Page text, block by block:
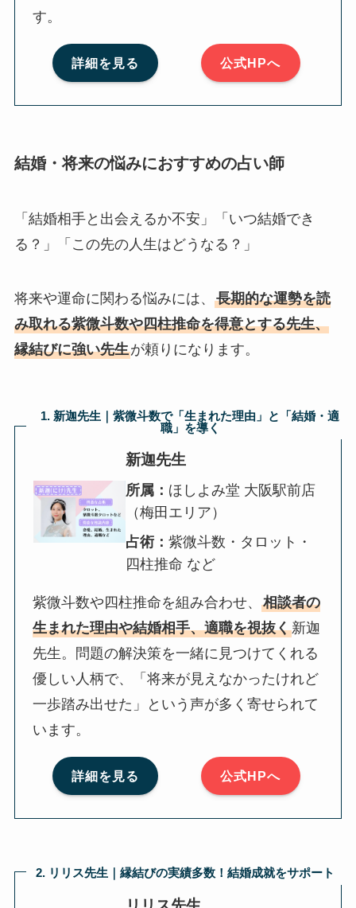
す。
詳細を見る 公式HPへ
結婚・将来の悩みにおすすめの占い師
「結婚相手と出会えるか不安」「いつ結婚でき
る？」「この先の人生はどうなる？」
将来や運命に関わる悩みには、 長期的な運勢を読
み取れる紫微斗数や四柱推命を得意とする先生、
縁結びに強い先生が頼りになります。
1. 新迦先生｜紫微斗数で「生まれた理由」と「結婚・適
職」を導く
新迦先生
所属： ほしよみ堂 大阪駅前店
（梅田エリア）
占術：紫微斗数・タロット・
四柱推命 など
紫微斗数や四柱推命を組み合わせ、相談者の
生まれた理由や結婚相手、適職を視抜く新迦
先生。問題の解決策を一緒に見つけてくれる
優しい人柄で、「将来が見えなかったけれど
一歩踏み出せた」という声が多く寄せられて
います。
詳細を見る 公式HPへ
2. リリス先生｜縁結びの実績多数！結婚成就をサポート